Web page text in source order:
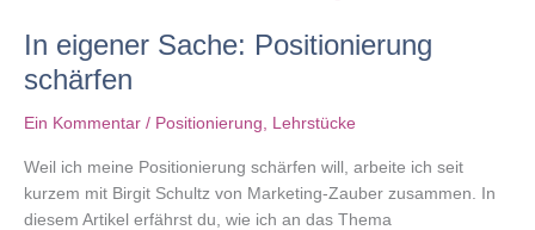
verzichten
In eigener Sache: Positionierung
schärfen
Ein Kommentar / Positionierung, Lehrstücke
Weil ich meine Positionierung schärfen will, arbeite ich seit
kurzem mit Birgit Schultz von Marketing-Zauber zusammen. In
diesem Artikel erfährst du, wie ich an das Thema